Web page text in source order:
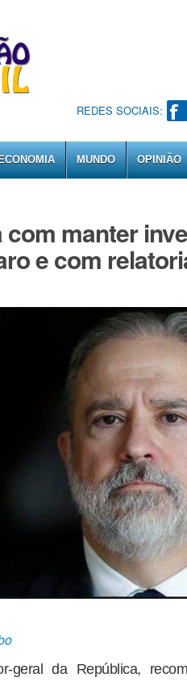
REDES SOCIAIS:
MUNDO OPINIÃO
manter
e com
geral da República,